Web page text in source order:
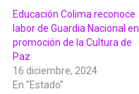
Educación Colima reconoce
labor de Guardia Nacional en
promoción de la Cultura de
Paz
16 diciembre, 2024
En "Estado"